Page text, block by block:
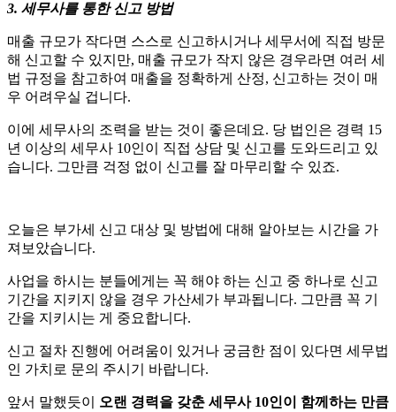
3. 세무사를 통한 신고 방법
매출 규모가 작다면 스스로 신고하시거나 세무서에 직접 방문
해 신고할 수 있지만, 매출 규모가 작지 않은 경우라면 여러 세
법 규정을 참고하여 매출을 정확하게 산정, 신고하는 것이 매
우 어려우실 겁니다.
이에 세무사의 조력을 받는 것이 좋은데요. 당 법인은 경력 15
년 이상의 세무사 10인이 직접 상담 및 신고를 도와드리고 있
습니다. 그만큼 걱정 없이 신고를 잘 마무리할 수 있죠.​​
오늘은 부가세 신고 대상 및 방법에 대해 알아보는 시간을 가
져보았습니다.
사업을 하시는 분들에게는 꼭 해야 하는 신고 중 하나로 신고
기간을 지키지 않을 경우 가산세가 부과됩니다. 그만큼 꼭 기
간을 지키시는 게 중요합니다.
신고 절차 진행에 어려움이 있거나 궁금한 점이 있다면 세무법
인 가치로 문의 주시기 바랍니다.
앞서 말했듯이 오랜 경력을 갖춘 세무사 10인이 함께하는 만큼